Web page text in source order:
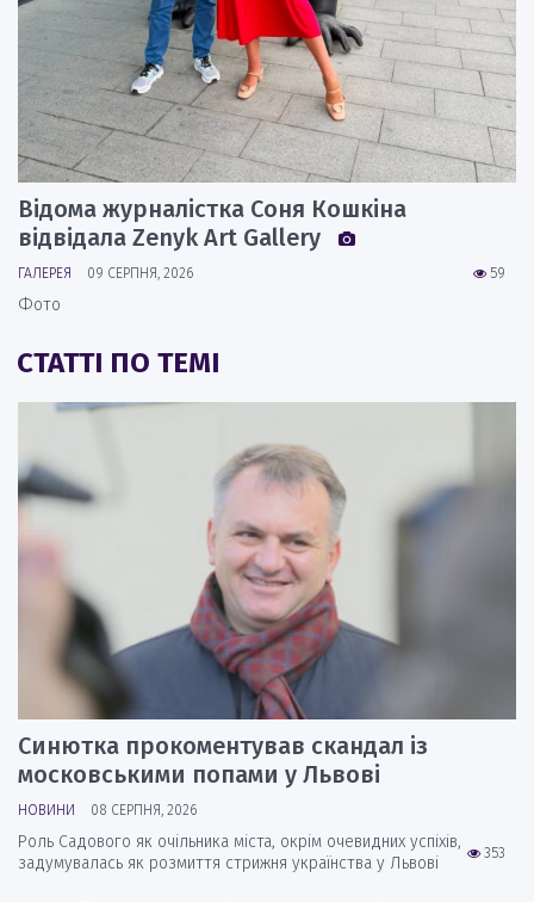
Відома журналістка Соня Кошкіна
відвідала Zenyk Art Gallery
59
ГАЛЕРЕЯ 09 СЕРПНЯ, 2026
Фото
СТАТТІ ПО ТЕМІ
Синютка прокоментував скандал із
московськими попами у Львові
НОВИНИ 08 СЕРПНЯ, 2026
353
Роль Садового як очільника міста, окрім очевидних успіхів,
задумувалась як розмиття стрижня українства у Львові